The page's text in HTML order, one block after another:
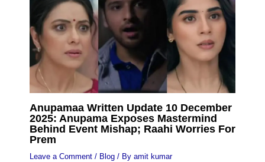
Anupamaa Written Update 10 December
2025: Anupama Exposes Mastermind
Behind Event Mishap; Raahi Worries For
Prem
Leave a Comment / Blog/ By amit kumar